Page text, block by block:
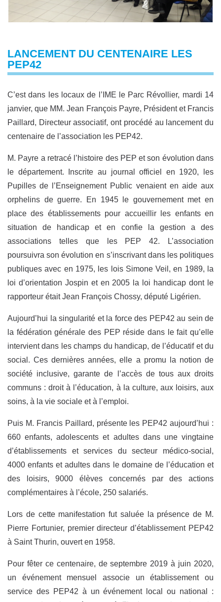
LANCEMENT DU CENTENAIRE LES
PEP42
C’est dans les locaux de l’IME le Parc Révollier, mardi 14
janvier, que MM. Jean François Payre, Président et Francis
Paillard, Directeur associatif, ont procédé au lancement du
centenaire de l’association les PEP42.
M. Payre a retracé l’histoire des PEP et son évolution dans
le département. Inscrite au journal officiel en 1920, les
Pupilles de l’Enseignement Public venaient en aide aux
orphelins de guerre. En 1945 le gouvernement met en
place des établissements pour accueillir les enfants en
situation de handicap et en confie la gestion a des
associations telles que les PEP 42. L’association
poursuivra son évolution en s’inscrivant dans les politiques
publiques avec en 1975, les lois Simone Veil, en 1989, la
loi d’orientation Jospin et en 2005 la loi handicap dont le
rapporteur était Jean François Chossy, député Ligérien.
Aujourd’hui la singularité et la force des PEP42 au sein de
la fédération générale des PEP réside dans le fait qu’elle
intervient dans les champs du handicap, de l’éducatif et du
social. Ces dernières années, elle a promu la notion de
société inclusive, garante de l’accès de tous aux droits
communs : droit à l’éducation, à la culture, aux loisirs, aux
soins, à la vie sociale et à l’emploi.
Puis M. Francis Paillard, présente les PEP42 aujourd’hui :
660 enfants, adolescents et adultes dans une vingtaine
d’établissements et services du secteur médico-social,
4000 enfants et adultes dans le domaine de l’éducation et
des loisirs, 9000 élèves concernés par des actions
complémentaires à l’école, 250 salariés.
Lors de cette manifestation fut saluée la présence de M.
Pierre Fortunier, premier directeur d’établissement PEP42
à Saint Thurin, ouvert en 1958.
Pour fêter ce centenaire, de septembre 2019 à juin 2020,
un événement mensuel associe un établissement ou
service des PEP42 à un événement local ou national :